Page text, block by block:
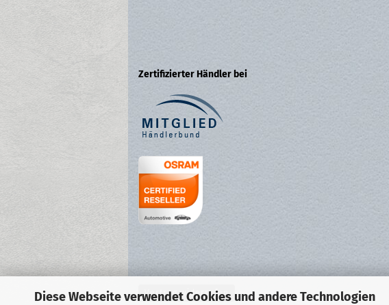
Diese Webseite verwendet Cookies und andere Technologien
Zertifizierter Händler bei
Vertrag widerrufen